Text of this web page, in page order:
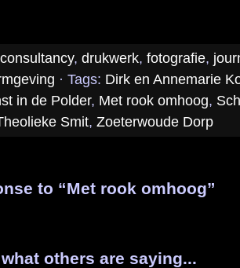
consultancy, drukwerk, fotografie,
· Tags: Dirk en Annemarie
in de Polder, Met rook omhoog,
Smit, Zoeterwoude Dorp
to “Met rook omhoog”
others are saying...